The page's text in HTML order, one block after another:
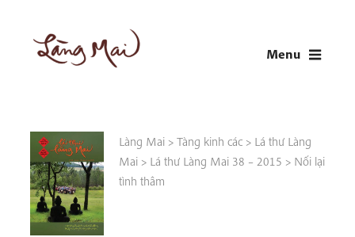
content
Menu
Làng Mai> Tàng kinh các> Lá thư Làng
Mai> Lá thư Làng Mai 38 – 2015 > Nối lại
tình thâm